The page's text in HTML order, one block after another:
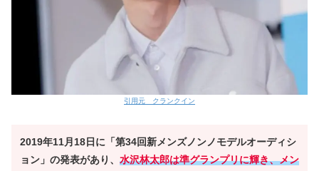
引用元 クランクイン
2019年11月18日に「第34回新メンズノンノモデルオーディシ
ョン」の発表があり、 水沢林太郎は準グランプリに輝き、メン